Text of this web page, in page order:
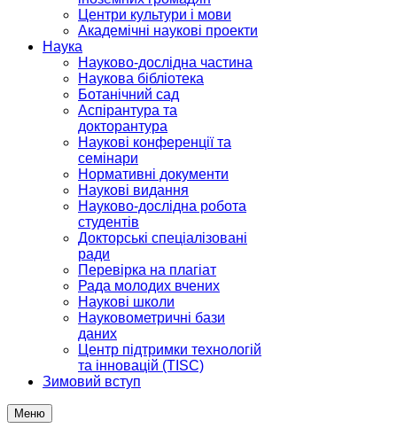
Центри культури і мови
Академічні наукові проекти
Наука
Науково-дослідна частина
Наукова бібліотека
Ботанічний сад
Аспірантура та
докторантура
Наукові конференції та
семінари
Нормативні документи
Наукові видання
Науково-дослідна робота
студентів
Докторські спеціалізовані
ради
Перевірка на плагіат
Рада молодих вчених
Наукові школи
Науковометричні бази
даних
Центр підтримки технологій
та інновацій (TISC)
Зимовий вступ
Меню